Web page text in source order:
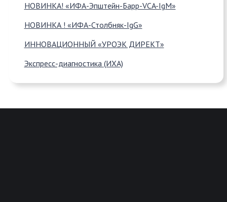
НОВИНКА! «ИФА-Эпштейн-Барр-VCA-IgM»
НОВИНКА ! «ИФА-Столбняк-IgG»
ИННОВАЦИОННЫЙ «УРОЭК ДИРЕКТ»
Экспресс-диагностика (ИХА)